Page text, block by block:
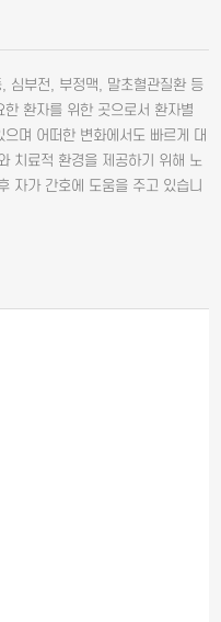
심부전, 부정맥, 말초혈관질환 등
환자를 위한 곳으로서 환자별
며 어떠한 변화에서도 빠르게 대
치료적 환경을 제공하기 위해 노
자가 간호에 도움을 주고 있습니